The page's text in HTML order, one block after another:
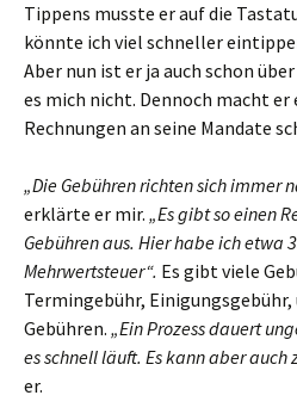
Tippens musste er auf die
könnte ich viel schneller
Aber nun ist er ja auch schon
es mich nicht. Dennoch macht
Rechnungen an seine Mandate
„Die Gebühren richten sich immer
erklärte er mir. „Es gibt so einen
Gebühren aus. Hier habe ich etwa
Mehrwertsteuer“. Es gibt viele
Termingebühr,
Gebühren. „Ein Prozess dauert
es schnell läuft. Es kann aber auch
er.